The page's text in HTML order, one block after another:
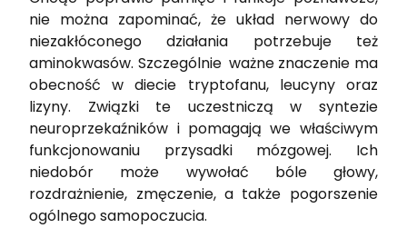
nie można zapominać, że układ nerwowy do
niezakłóconego działania potrzebuje też
aminokwasów. Szczególnie ważne znaczenie ma
obecność w diecie tryptofanu, leucyny oraz
lizyny. Związki te uczestniczą w syntezie
neuroprzekaźników i pomagają we właściwym
funkcjonowaniu przysadki mózgowej. Ich
niedobór może wywołać bóle głowy,
rozdrażnienie, zmęczenie, a także pogorszenie
ogólnego samopoczucia.